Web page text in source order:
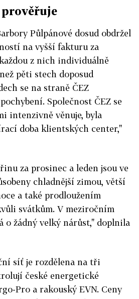
Půlpánové dosud obdržel
na vyšší fakturu za
z nich individuálně
pěti stech doposud
se na straně ČEZ
Společnost ČEZ se
intenzivně věnuje, byla
doba klientských center,"
za prosinec a leden jsou ve
chladnější zimou, větší
a také prodloužením
svátkům. V meziročním
o žádný velký nárůst," doplnila
síť je rozdělena na tři
české energetické
Pro a rakouský EVN. Ceny